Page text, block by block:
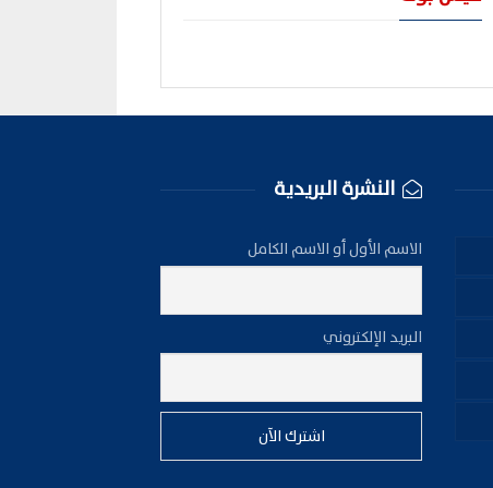
النشرة البريدية
الاسم الأول أو الاسم الكامل
البريد الإلكتروني